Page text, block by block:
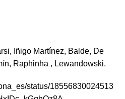
Iñigo Martínez, Balde, De
Raphinha , Lewandowski.
status/18556830024513